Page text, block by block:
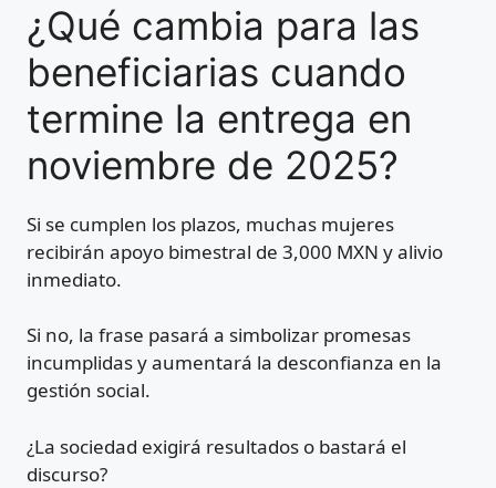
¿Qué cambia para las
beneficiarias cuando
termine la entrega en
noviembre de 2025?
Si se cumplen los plazos, muchas mujeres
recibirán apoyo bimestral de 3,000 MXN y alivio
inmediato.
Si no, la frase pasará a simbolizar promesas
incumplidas y aumentará la desconfianza en la
gestión social.
¿La sociedad exigirá resultados o bastará el
discurso?